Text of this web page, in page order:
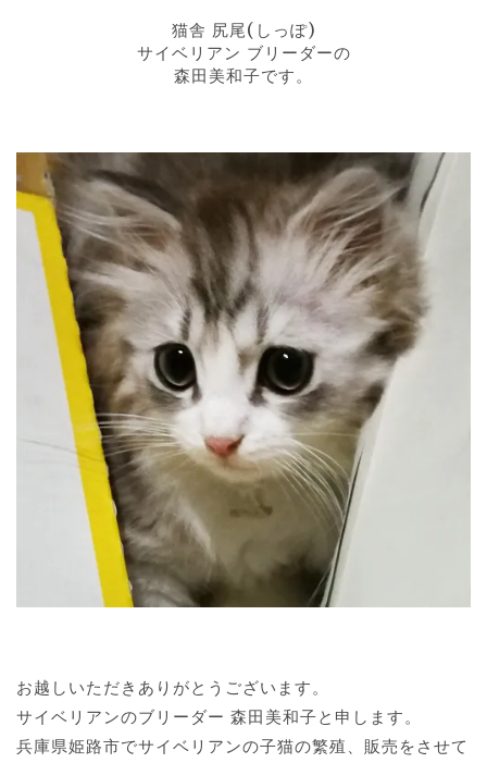
猫舎 尻尾(しっぽ)
サイベリアン ブリーダーの
森田美和子です。
お越しいただきありがとうございます。
サイベリアンのブリーダー 森田美和子と申します。
兵庫県姫路市でサイベリアンの子猫の繁殖、販売をさせて